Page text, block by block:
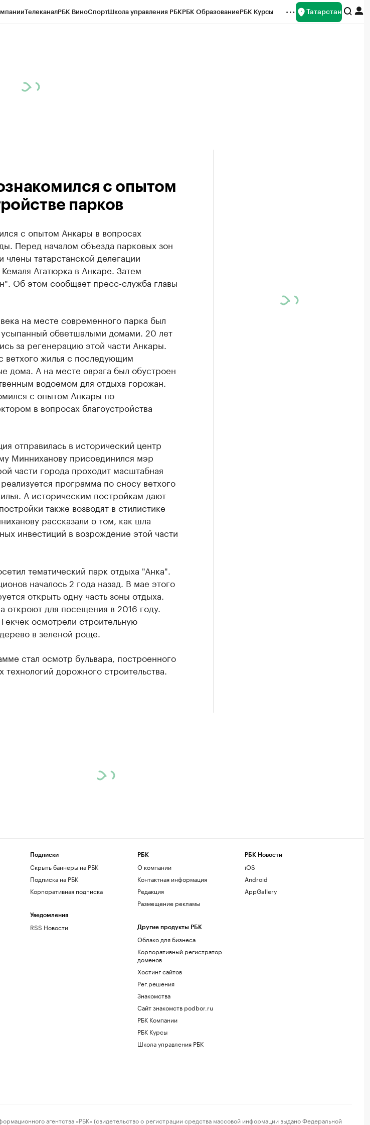
ТелеканалРБК ВиноСпортШкола управления РБКРБК ОбразованиеРБК Курсы Татарстан
с опытом
парков
с опытом Анкары в вопросах
Перед началом объезда парковых зон
татарстанской делегации
Ататюрка в Анкаре. Затем
Об этом сообщает пресс-служба главы
на месте современного парка был
обветшалыми домами. 20 лет
за регенерацию этой части Анкары.
ветхого жилья с последующим
дома. А на месте оврага был обустроен
водоемом для отдыха горожан.
с опытом Анкары по
в вопросах благоустройства
отправилась в исторический центр
Минниханову присоединился мэр
части города проходит масштабная
программа по сносу ветхого
А историческим постройкам дают
также возводят в стилистике
рассказали о том, как шла
инвестиций в возрождение этой части
тематический парк отдыха "Анка".
началось 2 года назад. В мае этого
открыть одну часть зоны отдыха.
откроют для посещения в 2016 году.
осмотрели строительную
в зеленой роще.
стал осмотр бульвара, построенного
дорожного строительства.
Подписки
Скрыть баннеры на РБК
Подписка на РБК
Корпоративная подписка
Уведомления
RSS Новости
РБК
О компании
Контактная информация
Редакция
Размещение рекламы
Другие продукты РБК
Облако для бизнеса
Корпоративный регистратор
доменов
Хостинг сайтов
Рег.решения
Знакомства
Сайт знакомств podbor.ru
РБК Компании
РБК Курсы
Школа управления РБК
РБК Новости
iOS
Android
AppGallery
агентства «РБК» (свидетельство о регистрации средства массовой информации выдано Федеральной